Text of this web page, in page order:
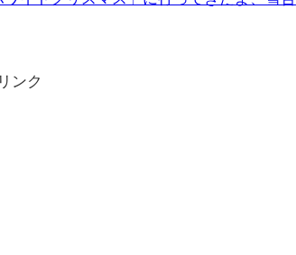
ンク